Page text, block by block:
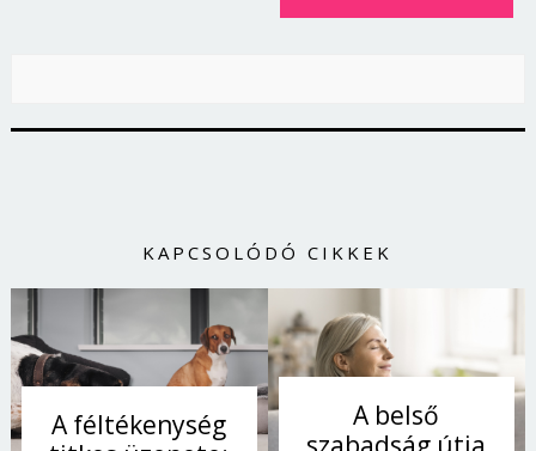
KAPCSOLÓDÓ CIKKEK
A féltékenység
A belső
Borsonline bejelentkezés
E-mail cím vagy felhasználónév